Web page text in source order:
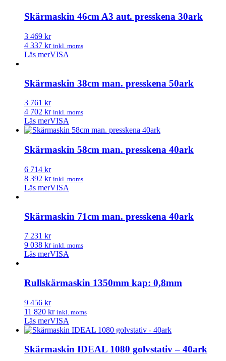
Skärmaskin 46cm A3 aut. presskena 30ark
3 469 kr
4 337 kr inkl. moms
Läs merVISA
Skärmaskin 38cm man. presskena 50ark
3 761 kr
4 702 kr inkl. moms
Läs merVISA
Skärmaskin 58cm man. presskena 40ark
6 714 kr
8 392 kr inkl. moms
Läs merVISA
Skärmaskin 71cm man. presskena 40ark
7 231 kr
9 038 kr inkl. moms
Läs merVISA
Rullskärmaskin 1350mm kap: 0,8mm
9 456 kr
11 820 kr inkl. moms
Läs merVISA
Skärmaskin IDEAL 1080 golvstativ – 40ark